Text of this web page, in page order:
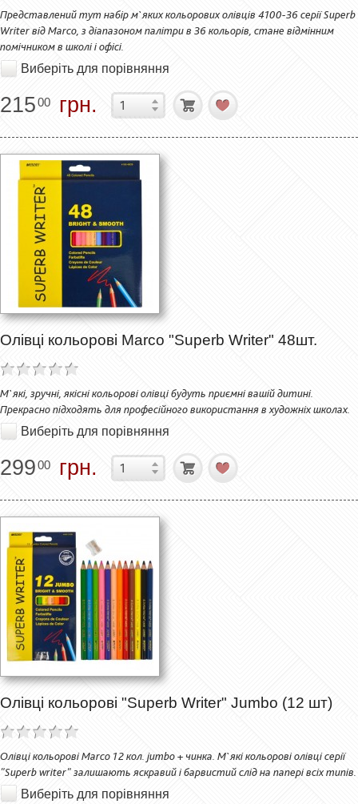
Представлений тут набір м`яких кольорових олівців 4100-36 серії Superb
Writer від Marco, з діапазоном палітри в 36 кольорів, стане відмінним
помічником в школі і офісі.
Виберіть для порівняння
21500 грн.
Олівці кольорові Marco "Superb Writer" 48шт.
М`які, зручні, якісні кольорові олівці будуть приємні вашій дитині.
Прекрасно підходять для професійного використання в художніх школах.
Виберіть для порівняння
29900 грн.
Олівці кольорові "Superb Writer" Jumbo (12 шт)
Олівці кольорові Marco 12 кол. jumbo + чинка. М`які кольорові олівці серії
"Superb writer" залишають яскравий і барвистий слід на папері всіх типів.
Виберіть для порівняння